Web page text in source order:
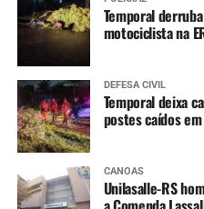
“Adorei a
Cheguei cedo
fiz aula de
uma muda de
vou plantar
plantinhas
Temporal
motociclista na
DEFESA CIVIL
Temporal deixa
postes caídos
CANOAS
Unilasalle-RS